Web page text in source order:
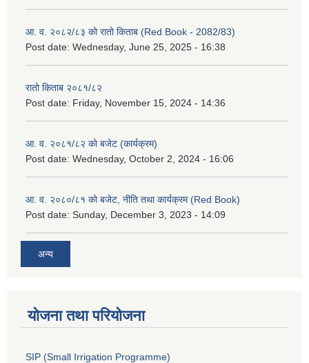
आ. व. २०८२/८३ को रातो किताब (Red Book - 2082/83)
Post date: Wednesday, June 25, 2025 - 16:38
रातो किताब २०८१/८२
Post date: Friday, November 15, 2024 - 14:36
आ. व. २०८१/८२ को बजेट (कार्यक्रम)
Post date: Wednesday, October 2, 2024 - 16:06
आ. व. २०८०/८१ को बजेट, नीति तथा कार्यक्रम (Red Book)
Post date: Sunday, December 3, 2023 - 14:09
अन्य
योजना तथा परियोजना
SIP (Small Irrigation Programme)